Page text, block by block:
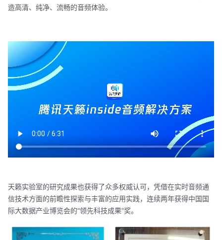
造高清、纯净、流畅的音频体验。
天籁实验室的研究成果也获得了众多权威认可，凭借在实时音频通
信技术方面的前瞻性探索与丰富的应用实践，连续两年获得中国国
际大数据产业博览会的“领先科技成果”奖。